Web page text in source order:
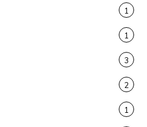
1
1
3
2
1